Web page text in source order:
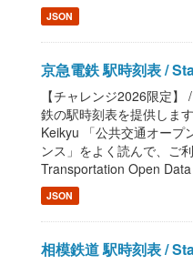
JSON
京急電鉄 駅時刻表 /
【チャレンジ2026限定
鉄の駅時刻表を提供しま
Keikyu 「公共交通オープ
ンス」をよく読んで、ご
Transportation Open
JSON
相模鉄道 駅時刻表 /